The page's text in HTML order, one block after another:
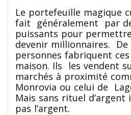
Le portefeuille magique
fait généralement par
puissants pour
devenir millionnaires. De
personnes fabriquent
maison. Ils les vendent
marchés à proximité
Monrovia ou celui de
Mais sans rituel
pas l’argent.